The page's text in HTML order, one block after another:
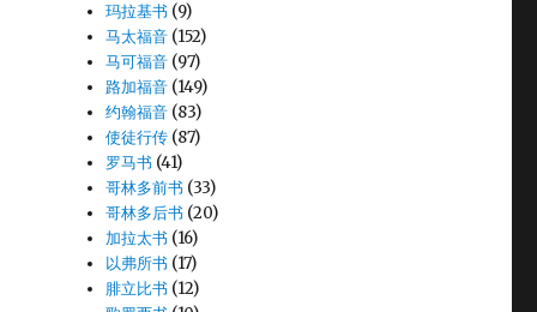
玛拉基书 (9)
马太福音 (152)
马可福音 (97)
路加福音 (149)
约翰福音 (83)
使徒行传 (87)
罗马书 (41)
哥林多前书 (33)
哥林多后书 (20)
加拉太书 (16)
以弗所书 (17)
腓立比书 (12)